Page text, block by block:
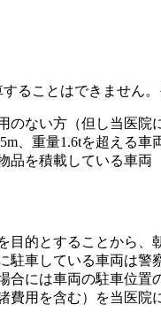
ることはできません
のない方（但し当医院
、重量1.6tを超える車
品を積載している車両
目的とすることから、
駐車している車両は
合には車両の駐車位
費用を含む）を当医院